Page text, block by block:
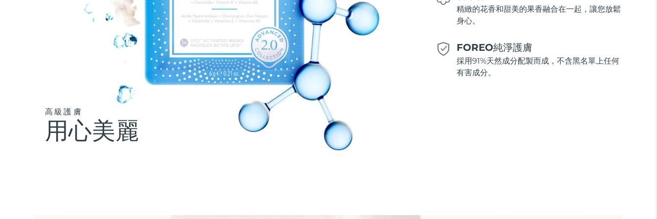
高級護膚
用心美麗
精緻的花香和甜美的果香融合在一起，讓您放鬆
身心。
FOREO純淨護膚
採用91%天然成分配製而成，不含黑名單上任何
有害成分。